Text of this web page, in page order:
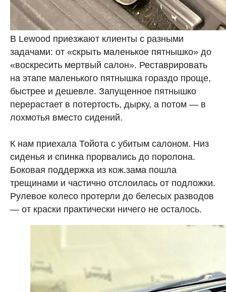
В Lewood приезжают клиенты с разными
задачами: от «скрыть маленькое пятнышко» до
«воскресить мертвый салон». Реставрировать
на этапе маленького пятнышка гораздо проще,
быстрее и дешевле. Запущенное пятнышко
перерастает в потертость, дырку, а потом — в
лохмотья вместо сидений.
К нам приехала Тойота с убитым салоном. Низ
сиденья и спинка прорвались до поролона.
Боковая поддержка из кож.зама пошла
трещинами и частично отслоилась от подложки.
Рулевое колесо протерли до белесых разводов
— от краски практически ничего не осталось.